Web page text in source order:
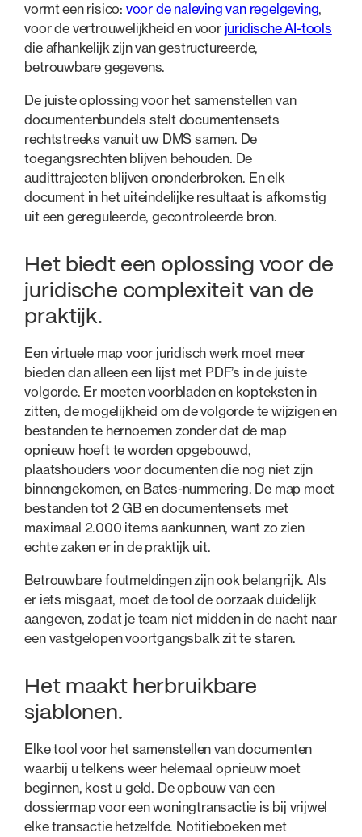
vormt een risico: voor de naleving van regelgeving,
voor de vertrouwelijkheid en voor juridische AI-tools
die afhankelijk zijn van gestructureerde,
betrouwbare gegevens.
De juiste oplossing voor het samenstellen van
documentenbundels stelt documentensets
rechtstreeks vanuit uw DMS samen. De
toegangsrechten blijven behouden. De
audittrajecten blijven ononderbroken. En elk
document in het uiteindelijke resultaat is afkomstig
uit een gereguleerde, gecontroleerde bron.
Het biedt een oplossing voor de
juridische complexiteit van de
praktijk.
Een virtuele map voor juridisch werk moet meer
bieden dan alleen een lijst met PDF’s in de juiste
volgorde. Er moeten voorbladen en kopteksten in
zitten, de mogelijkheid om de volgorde te wijzigen en
bestanden te hernoemen zonder dat de map
opnieuw hoeft te worden opgebouwd,
plaatshouders voor documenten die nog niet zijn
binnengekomen, en Bates-nummering. De map moet
bestanden tot 2 GB en documentensets met
maximaal 2.000 items aankunnen, want zo zien
echte zaken er in de praktijk uit.
Betrouwbare foutmeldingen zijn ook belangrijk. Als
er iets misgaat, moet de tool de oorzaak duidelijk
aangeven, zodat je team niet midden in de nacht naar
een vastgelopen voortgangsbalk zit te staren.
Het maakt herbruikbare
sjablonen.
Elke tool voor het samenstellen van documenten
waarbij u telkens weer helemaal opnieuw moet
beginnen, kost u geld. De opbouw van een
dossiermap voor een woningtransactie is bij vrijwel
elke transactie hetzelfde. Notitieboeken met